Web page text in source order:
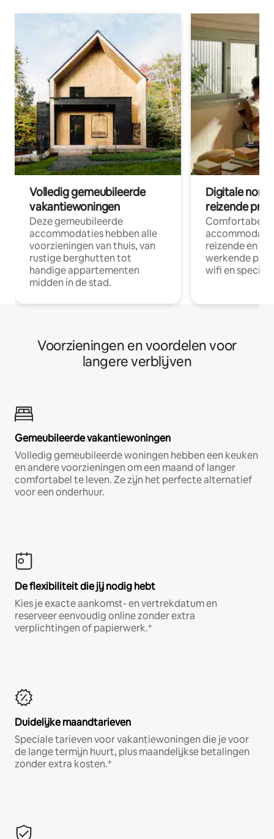
Volledig gemeubileerde
vakantiewoningen
Deze gemeubileerde
accommodaties hebben alle
voorzieningen van thuis, van
rustige berghutten tot
handige appartementen
midden in de stad.
Digitale
reizende
Comfortabele
reizende en
werkende
wifi en
Voorzieningen en voordelen voor
langere verblijven
Gemeubileerde vakantiewoningen
Volledig gemeubileerde woningen hebben een keuken
en andere voorzieningen om een maand of langer
comfortabel te leven. Ze zijn het perfecte alternatief
voor een onderhuur.
De flexibiliteit die jij nodig hebt
Kies je exacte aankomst- en vertrekdatum en
reserveer eenvoudig online zonder extra
verplichtingen of papierwerk.*
Duidelijke maandtarieven
Speciale tarieven voor vakantiewoningen die je voor
de lange termijn huurt, plus maandelijkse betalingen
zonder extra kosten.*